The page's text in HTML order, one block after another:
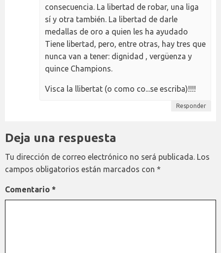
consecuencia. La libertad de robar, una liga
sí y otra también. La libertad de darle
medallas de oro a quien les ha ayudado
Tiene libertad, pero, entre otras, hay tres que
nunca van a tener: dignidad , vergüenza y
quince Champions.
Visca la llibertat (o como co...se escriba)!!!!
Responder
Deja una respuesta
Tu dirección de correo electrónico no será publicada. Los
campos obligatorios están marcados con *
Comentario *